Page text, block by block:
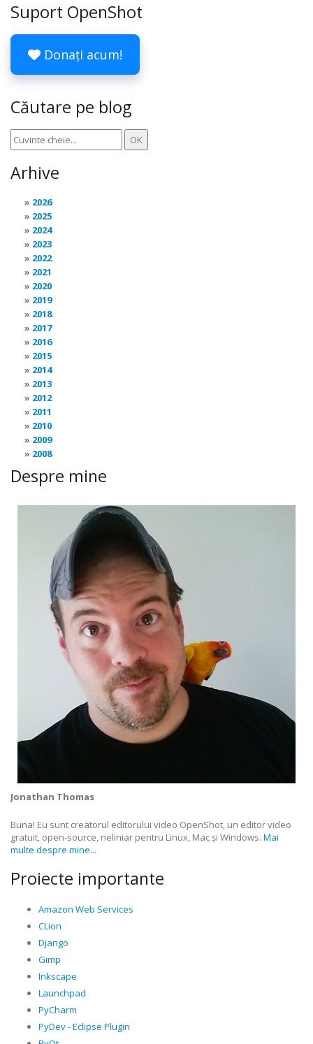
Suport OpenShot
Donați acum!
Căutare pe blog
Arhive
2026
2025
2024
2023
2022
2021
2020
2019
2018
2017
2016
2015
2014
2013
2012
2011
2010
2009
2008
Despre mine
Jonathan Thomas
Buna! Eu sunt creatorul editorului video OpenShot, un editor video
gratuit, open-source, neliniar pentru Linux, Mac și Windows. Mai
multe despre mine...
Proiecte importante
Amazon Web Services
CLion
Django
Gimp
Inkscape
Launchpad
PyCharm
PyDev - Eclipse Plugin